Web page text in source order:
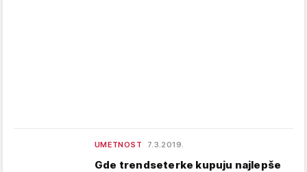
UMETNOST 7.3.2019.
Gde trendseterke kupuju najlepše